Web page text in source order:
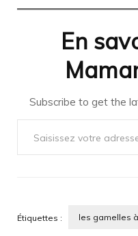
En
Subscribe to get the
Saisissez votre adresse e-mail…
Étiquettes : les gamelles